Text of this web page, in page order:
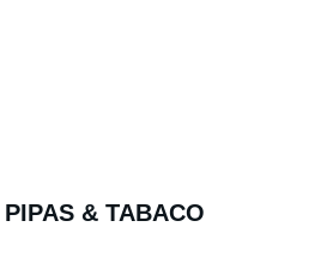
& TABACO